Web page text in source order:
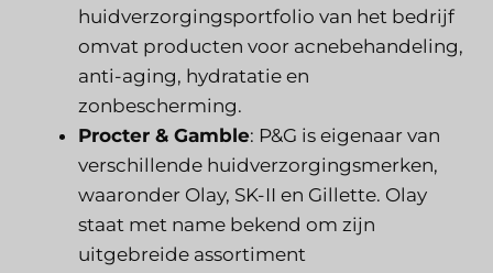
huidverzorgingsportfolio van het bedrijf
omvat producten voor acnebehandeling,
anti-aging, hydratatie en
zonbescherming.
Procter & Gamble: P&G is eigenaar van
verschillende huidverzorgingsmerken,
waaronder Olay, SK-II en Gillette. Olay
staat met name bekend om zijn
uitgebreide assortiment